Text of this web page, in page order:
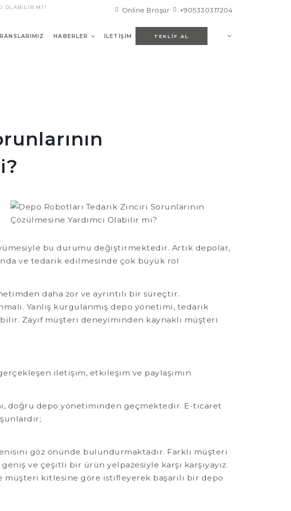
Online Broşür +905330317204
HABERLER İLETIŞIM TEKLIF AL
OLABILIR MI?
bu durumu değiştirmektedir. Artık depolar,
ve tedarik edilmesinde çok büyük rol
daha zor ve ayrıntılı bir süreçtir.
Yanlış kurgulanmış depo yönetimi, tedarik
Zayıf müşteri deneyiminden kaynaklı müşteri
iletişim, etkileşim ve paylaşımın
doğru depo yönetiminden geçmektedir. E-ticaret
göz önünde bulundurmaktadır. Farklı müşteri
ve çeşitli bir ürün yelpazesiyle karşı karşıyayız.
kitlesine göre istifleyerek başarılı bir depo